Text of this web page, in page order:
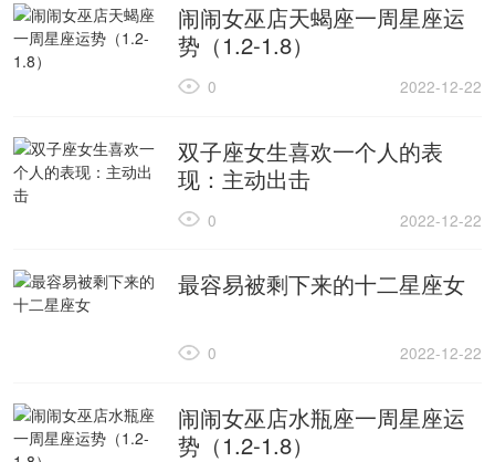
闹闹女巫店天蝎座一周星座运
势（1.2-1.8）
2022-12-22
0
双子座女生喜欢一个人的表
现：主动出击
2022-12-22
0
最容易被剩下来的十二星座女
2022-12-22
0
闹闹女巫店水瓶座一周星座运
势（1.2-1.8）